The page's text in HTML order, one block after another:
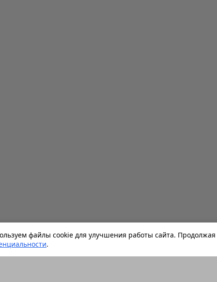
файлы cookie для улучшения работы сайта.
.